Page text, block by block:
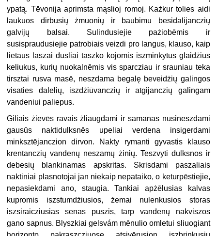
ypatą. Tēvonija aprimsta mąslioj romoj. Każkur tolies aidi
laukuos dirbusių żmuonių ir baubimu besidalijanczių
galvijų balsai. Sulindusiejie pażiobēmis ir
susispraudusiejie patrobiais veizdi pro langus, klauso, kaip
lietaus laszai dusliai taszko kojomis iszminkytus glaidżius
keliukus, kurių nuokalnēmis vis sparcziau ir srauniau teka
tirsztai rusva masē, neszdama begalę beveidżių galingos
visaties dalelių, iszdżiūvanczių ir atgijanczių galingam
vandeniui paliepus.
Giliais żievēs ravais żliaugdami ir samanas nusineszdami
gausūs naktidulksnēs upeliai verdena insigerdami
minksztējanczion dirvon. Nakty rymanti gyvastis klauso
krentanczių vandenų neszamų żinių. Teszvyti dulksnos ir
debesių blankinamas apskritas. Skrisdami paszaliais
naktiniai plasnotojai jan niekaip nepataiko, o keturpēstiejie,
nepasiekdami ano, staugia. Tankiai apżēlusias kalvas
kupromis iszstumdżiusios, żemai nulenkusios storas
iszsiraicziusias senas puszis, tarp vandenų nakviszos
gano sapnus. Blyszkiai gelsvám mēnulio omletui sliuogiant